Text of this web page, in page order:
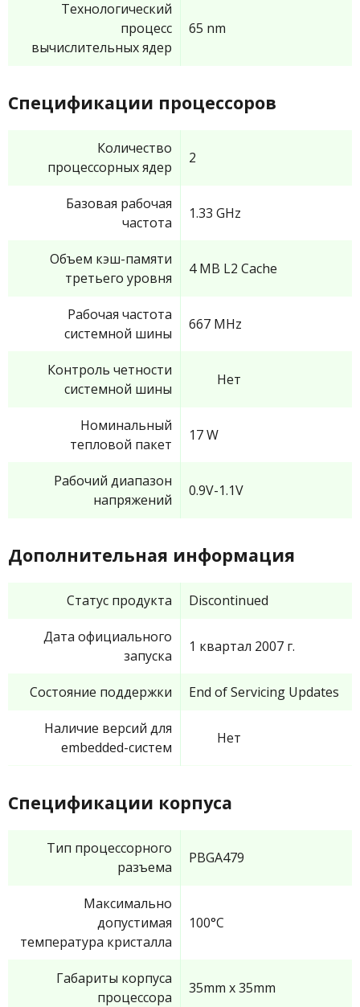
Технологический
процесс
вычислительных ядер
65 nm
Спецификации процессоров
Количество
процессорных ядер
2
Базовая рабочая
частота
1.33 GHz
Объем кэш-памяти
третьего уровня
4 MB L2 Cache
Рабочая частота
системной шины
667 MHz
Контроль четности
системной шины
Нет
Номинальный
тепловой пакет
17 W
Рабочий диапазон
напряжений
0.9V-1.1V
Дополнительная информация
Статус продукта Discontinued
Дата официального
запуска
1 квартал 2007 г.
Состояние поддержки End of Servicing Updates
Наличие версий для
embedded-систем
Нет
Спецификации корпуса
Тип процессорного
разъема
PBGA479
Максимально
допустимая
температура кристалла
100°C
Габариты корпуса
процессора
35mm x 35mm